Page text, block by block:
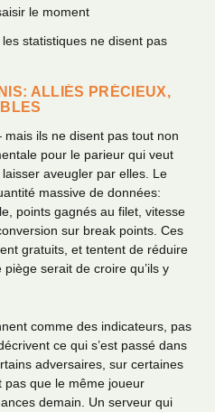
le moment
statistiques ne disent pas
ALLIÉS PRÉCIEUX,
ils ne disent pas tout non
pour le parieur qui veut
aveugler par elles. Le
massive de données:
points gagnés au filet, vitesse
sur break points. Ces
gratuits, et tentent de réduire
serait de croire qu’ils y
comme des indicateurs, pas
ce qui s’est passé dans
adversaires, sur certaines
pas que le même joueur
demain. Un serveur qui